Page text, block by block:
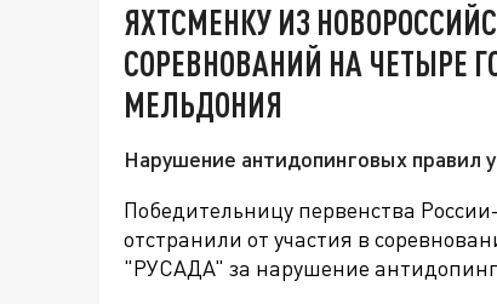
ЯХТСМЕНКУ ИЗ
СОРЕВНОВАНИЙ НА ЧЕТЫРЕ
МЕЛЬДОНИЯ
Нарушение антидопинговых правил
Победительницу первенства России-
отстранили от участия в
"РУСАДА" за нарушение